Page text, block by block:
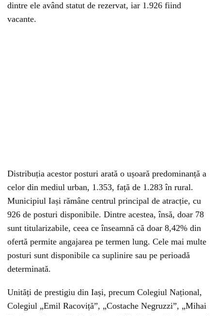
dintre ele având statut de rezervat, iar 1.926 fiind
vacante.
Distribuția acestor posturi arată o ușoară predominanță a
celor din mediul urban, 1.353, față de 1.283 în rural.
Municipiul Iași rămâne centrul principal de atracție, cu
926 de posturi disponibile. Dintre acestea, însă, doar 78
sunt titularizabile, ceea ce înseamnă că doar 8,42% din
ofertă permite angajarea pe termen lung. Cele mai multe
posturi sunt disponibile ca suplinire sau pe perioadă
determinată.
Unități de prestigiu din Iași, precum Colegiul Național,
Colegiul „Emil Racoviță”, „Costache Negruzzi”, „Mihai